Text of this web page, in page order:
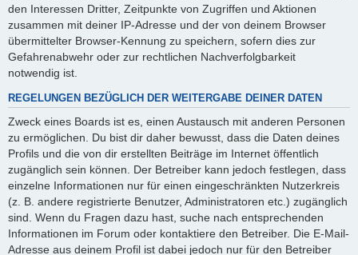
den Interessen Dritter, Zeitpunkte von Zugriffen und Aktionen
zusammen mit deiner IP-Adresse und der von deinem Browser
übermittelter Browser-Kennung zu speichern, sofern dies zur
Gefahrenabwehr oder zur rechtlichen Nachverfolgbarkeit
notwendig ist.
REGELUNGEN BEZÜGLICH DER WEITERGABE DEINER DATEN
Zweck eines Boards ist es, einen Austausch mit anderen Personen
zu ermöglichen. Du bist dir daher bewusst, dass die Daten deines
Profils und die von dir erstellten Beiträge im Internet öffentlich
zugänglich sein können. Der Betreiber kann jedoch festlegen, dass
einzelne Informationen nur für einen eingeschränkten Nutzerkreis
(z. B. andere registrierte Benutzer, Administratoren etc.) zugänglich
sind. Wenn du Fragen dazu hast, suche nach entsprechenden
Informationen im Forum oder kontaktiere den Betreiber. Die E-Mail-
Adresse aus deinem Profil ist dabei jedoch nur für den Betreiber